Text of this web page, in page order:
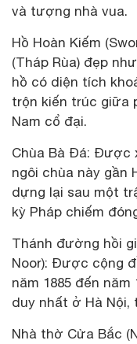
và tượng nhà vua.
Hồ Hoàn Kiếm
(Tháp Rùa) đẹp
hồ có diện tích
trộn kiến ​​trúc giữa
Nam cổ đại.
Chùa Bà Đá: Được
ngôi chùa này gần
dựng lại sau một
kỳ Pháp chiếm
Thánh đường hồi
Noor): Được cộng
năm 1885 đến
duy nhất ở Hà Nội,
Nhà thờ Cửa Bắc